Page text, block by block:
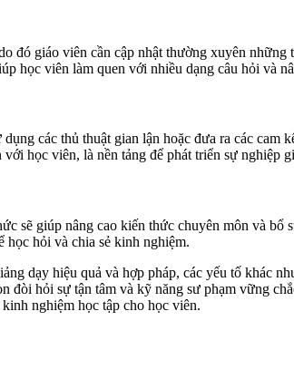
đó giáo viên cần cập nhật thường xuyên
học viên làm quen với nhiều dạng câu hỏi và
các thủ thuật gian lận hoặc đưa ra các cam
học viên, là nền tảng để phát triển sự nghiệp
sẽ giúp nâng cao kiến thức chuyên môn và bổ
học hỏi và chia sẻ kinh nghiệm.
dạy hiệu quả và hợp pháp, các yếu tố khác
hỏi sự tận tâm và kỹ năng sư phạm vững
nghiệm học tập cho học viên.